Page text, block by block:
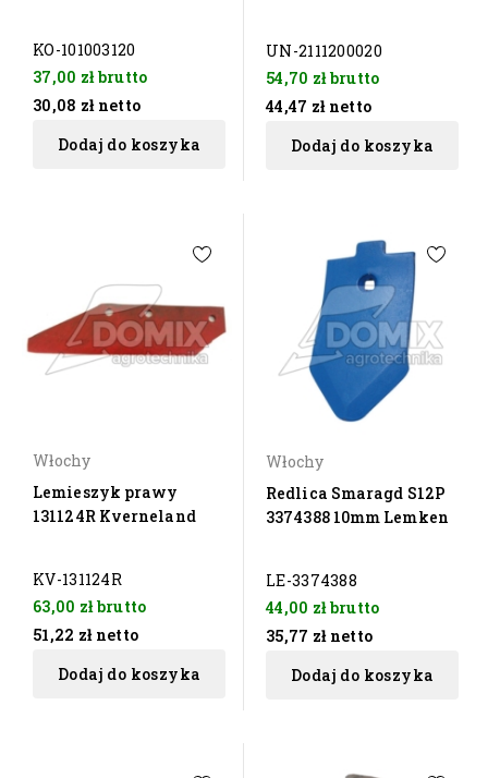
KO-101003120
37,00 złbrutto
30,08 zł netto
Dodaj do koszyka
UN-2111200020
54,70 złbrutto
44,47 zł netto
Dodaj do koszyka
Włochy
Lemieszyk prawy
131124R Kverneland
KV-131124R
63,00 złbrutto
51,22 zł netto
Dodaj do koszyka
Włochy
Redlica Smaragd S12P
3374388 10mm Lemken
LE-3374388
44,00 złbrutto
35,77 zł netto
Dodaj do koszyka